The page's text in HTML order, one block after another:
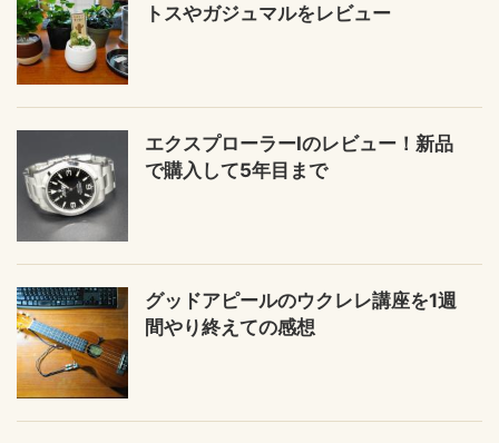
トスやガジュマルをレビュー
エクスプローラーIのレビュー！新品
で購入して5年目まで
グッドアピールのウクレレ講座を1週
間やり終えての感想